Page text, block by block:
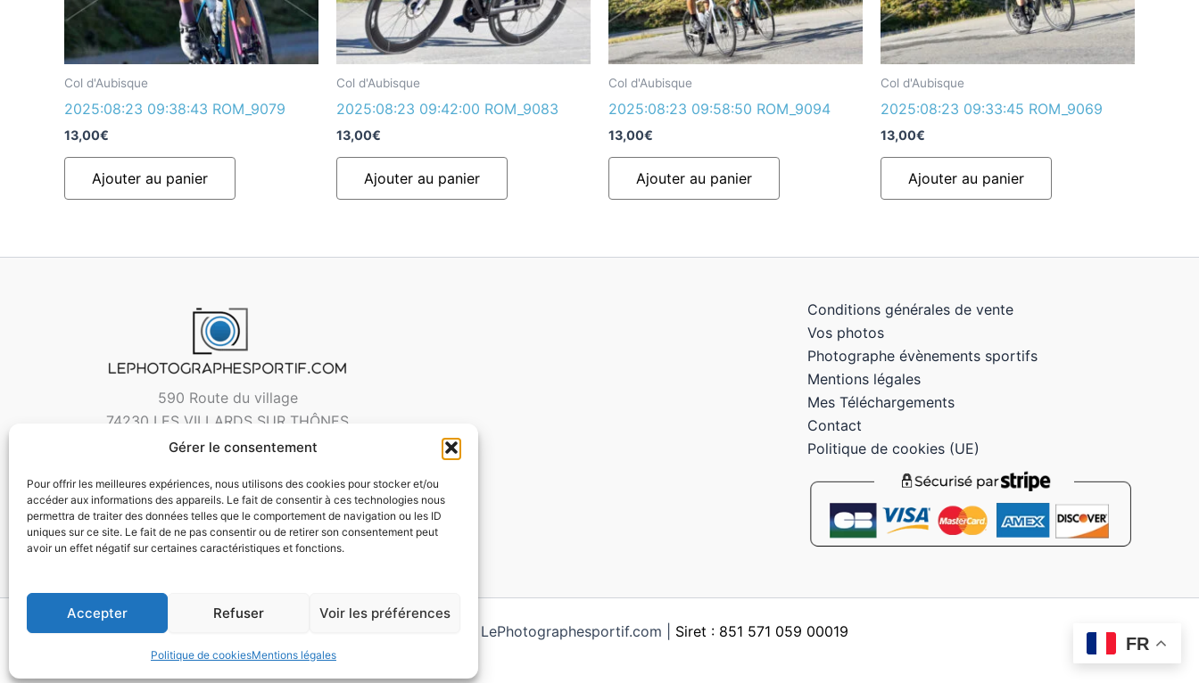
Gérer le consentement
Pour offrir les meilleures expériences, nous utilisons des cookies pour stocker et/ou
accéder aux informations des appareils. Le fait de consentir à ces technologies nous
permettra de traiter des données telles que le comportement de navigation ou les ID
uniques sur ce site. Le fait de ne pas consentir ou de retirer son consentement peut
avoir un effet négatif sur certaines caractéristiques et fonctions.
Accepter Refuser Voir les préférences
Politique de cookiesMentions légales
Col d'Aubisque
2025:08:23 09:38:43 ROM_9079
13,00€
Ajouter au panier
Col d'Aubisque
2025:08:23 09:42:00 ROM_9083
13,00€
Ajouter au panier
Col d'Aubisque
2025:08:23 09:58:50 ROM_9094
13,00€
Ajouter au panier
Col d'Aubisque
2025:08:23 09:33:45 ROM_9069
13,00€
Ajouter au panier
590 Route du village
74230 LES VILLARDS SUR THÔNES
Conditions générales de vente
Vos photos
Photographe évènements sportifs
Mentions légales
Mes Téléchargements
Contact
Politique de cookies (UE)
Copyright © 2026 LePhotographesportif.com | Siret : 851 571 059 00019
FR